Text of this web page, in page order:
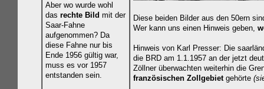
Aber wo wurde wohl
das rechte Bild mit der
Saar-Fahne
aufgenommen? Da
diese Fahne nur bis
Ende 1956 gültig war,
muss es vor 1957
entstanden sein.
Diese beiden Bilder aus den 50ern
Wer kann uns einen Hinweis geben,
Hinweis von Karl Presser: Die
die BRD am 1.1.1957 an der jetzt
Zöllner überwachten weiterhin die
französischen Zollgebietgehörte